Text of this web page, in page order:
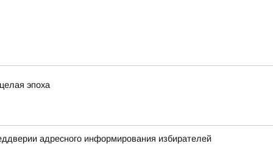
эпоха
адресного информирования избирателей